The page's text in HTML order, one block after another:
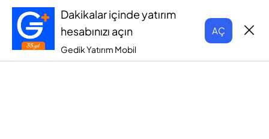
Dakikalar içinde yatırım
hesabınızı açın
Gedik Yatırım Mobil
AÇ